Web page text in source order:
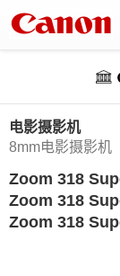
电影摄影机
8mm电影摄影机
Zoom 318
Zoom 318
Zoom 318